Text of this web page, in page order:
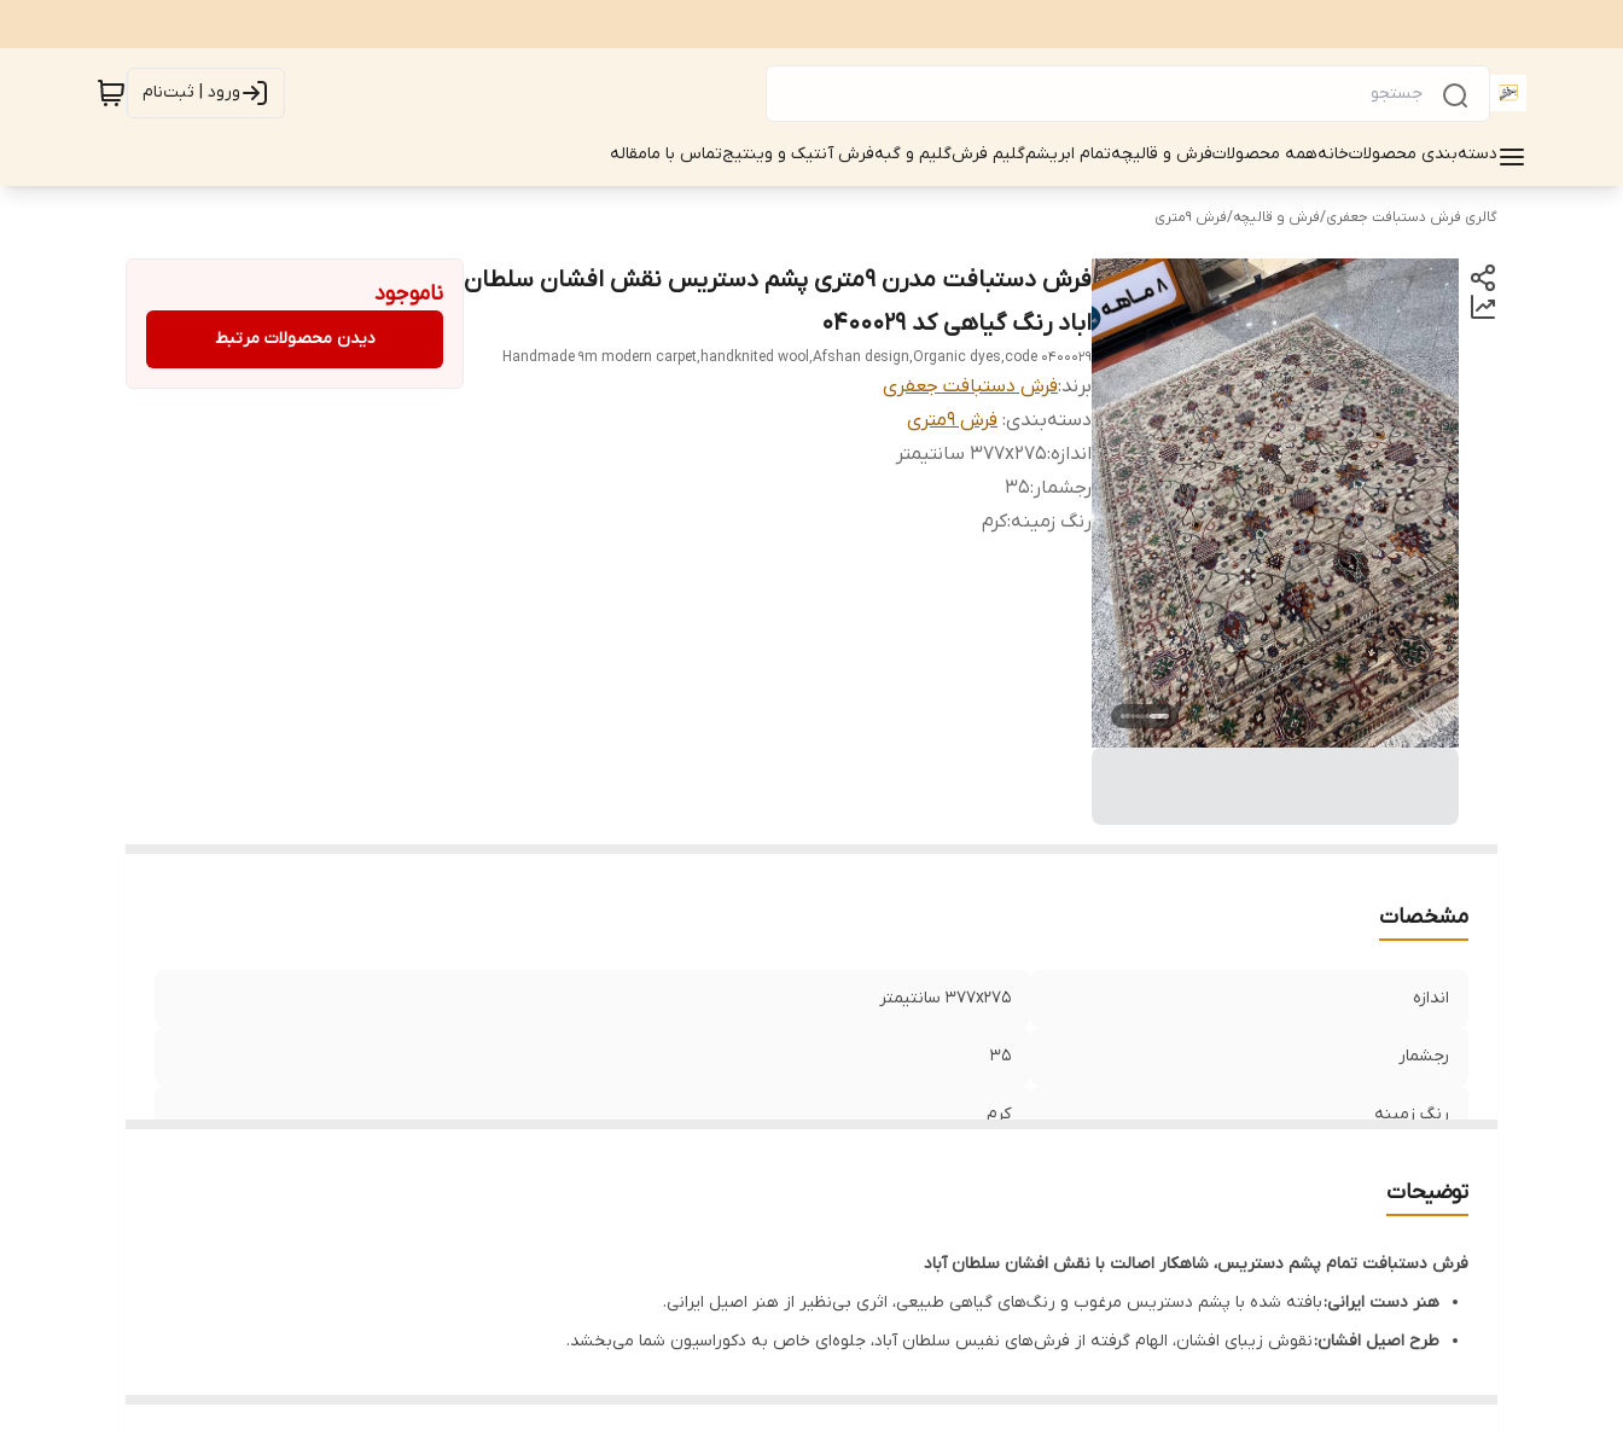
ورود | ثبت‌نام
دسته‌بندی محصولاتخانههمه محصولاتفرش و قالیچهتمام ابریشمگلیم فرشگلیم و گبهفرش آنتیک و وینتیجتماس با مامقاله
گالری فرش دستبافت جعفری/فرش و قالیچه/فرش 9متری
فرش دستبافت مدرن 9متری پشم دستریس نقش افشان سلطان
اباد رنگ گیاهی کد 0400029
Handmade 9m modern carpet,handknited wool,Afshan design,Organic dyes,code 0400029
برند:فرش دستبافت جعفری
دسته‌بندی: فرش 9متری
اندازه:377x275 سانتیمتر
رجشمار :
35
رنگ زمینه:کرم
ناموجود
دیدن محصولات مرتبط
مشخصات
اندازه 377x275 سانتیمتر
رجشمار 35
رنگ زمینه کرم
توضیحات
فرش دستبافت تمام پشم دستریس، شاهکار اصالت با نقش افشان سلطان آباد
هنر دست ایرانی:بافته شده با پشم دستریس مرغوب و رنگ‌های گیاهی طبیعی، اثری بی‌نظیر از هنر اصیل ایرانی.
طرح اصیل افشان:نقوش زیبای افشان، الهام گرفته از فرش‌های نفیس سلطان آباد، جلوه‌ای خاص به دکوراسیون شما می‌بخشد.